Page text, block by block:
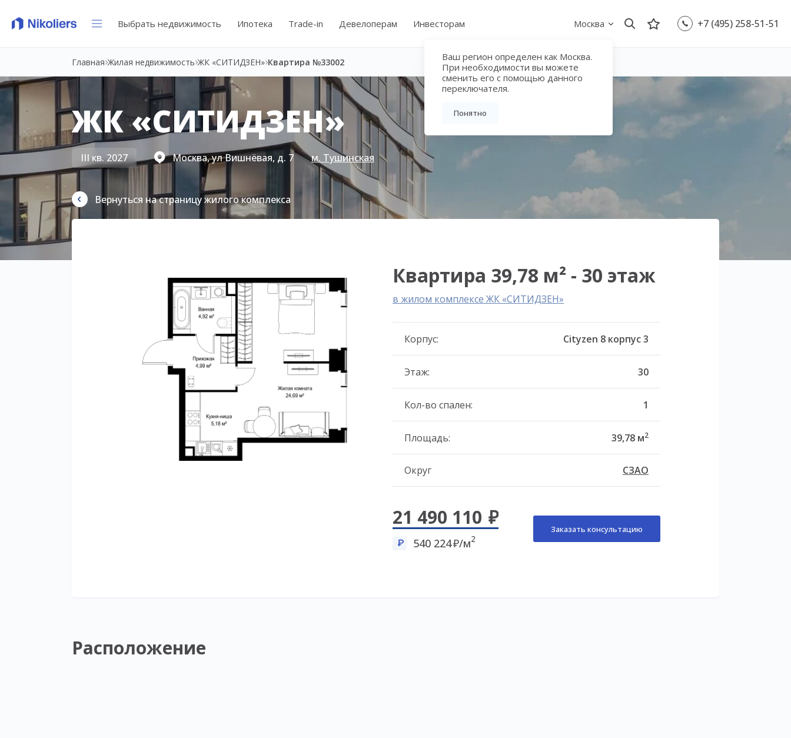
Выбрать недвижимость Ипотека Trade-in Девелоперам Инвесторам Москва
Ваш регион определен как Москва.
При необходимости вы можете
сменить его с помощью данного
переключателя.
Понятно
+7 (495) 258-51-51
Главная Жилая недвижимость ЖК «СИТИДЗЕН» Квартира №33002
ЖК «СИТИДЗЕН»
III кв. 2027 Москва, ул Вишнёвая, д. 7 м. Тушинская
Вернуться на страницу жилого комплекса
Квартира 39,78 м² - 30 этаж
в жилом комплексе ЖК «СИТИДЗЕН»
Корпус: Cityzen 8 корпус 3
Этаж: 30
Кол-во спален: 1
Площадь: 39,78 м2
Округ СЗАО
21 490 110
540 224 /м2
Заказать консультацию
Расположение